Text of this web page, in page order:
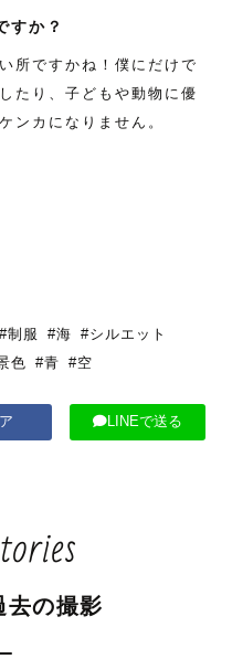
すか？
所ですかね！僕にだけで
たり、子どもや動物に優
ンカになりません。
#制服 #海 #シルエット
色 #青 #空
LINEで送る
去の撮影